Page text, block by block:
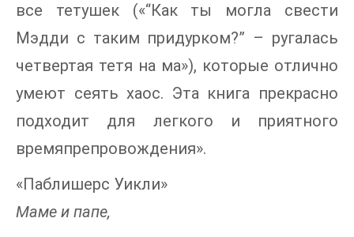
все тетушек («“Как ты могла свести
Мэдди с таким придурком?” – ругалась
четвертая тетя на ма»), которые отлично
умеют сеять хаос. Эта книга прекрасно
подходит для легкого и приятного
времяпрепровождения».
«Паблишерс Уикли»
Маме и папе,